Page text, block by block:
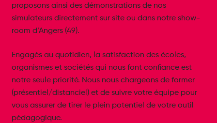
proposons ainsi des démonstrations de nos
simulateurs directement sur site ou dans notre show-
room d’Angers (49).
Engagés au quotidien, la satisfaction des écoles,
organismes et sociétés qui nous font confiance est
notre seule priorité. Nous nous chargeons de former
(présentiel/distanciel) et de suivre votre équipe pour
vous assurer de tirer le plein potentiel de votre outil
pédagogique.